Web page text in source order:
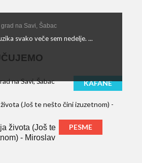
KAFANE
grad na Savi, Šabac
svako veče sem nedelje. ...
života (Još te
- Miroslav
PESME